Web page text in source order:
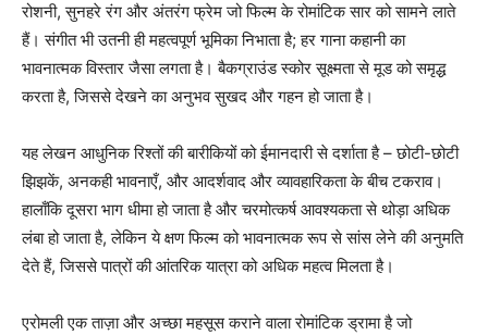
रोशनी, सुनहरे रंग और अंतरंग फ्रेम जो फिल्म के रोमांटिक सार को सामने लाते
हैं। संगीत भी उतनी ही महत्वपूर्ण भूमिका निभाता है; हर गाना कहानी का
भावनात्मक विस्तार जैसा लगता है। बैकग्राउंड स्कोर सूक्ष्मता से मूड को समृद्ध
करता है, जिससे देखने का अनुभव सुखद और गहन हो जाता है।
यह लेखन आधुनिक रिश्तों की बारीकियों को ईमानदारी से दर्शाता है – छोटी-छोटी
झिझकें, अनकही भावनाएँ, और आदर्शवाद और व्यावहारिकता के बीच टकराव।
हालाँकि दूसरा भाग धीमा हो जाता है और चरमोत्कर्ष आवश्यकता से थोड़ा अधिक
लंबा हो जाता है, लेकिन ये क्षण फिल्म को भावनात्मक रूप से सांस लेने की अनुमति
देते हैं, जिससे पात्रों की आंतरिक यात्रा को अधिक महत्व मिलता है।
एरोमली एक ताज़ा और अच्छा महसूस कराने वाला रोमांटिक ड्रामा है जो